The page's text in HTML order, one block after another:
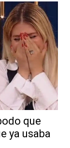
que
ya usaba